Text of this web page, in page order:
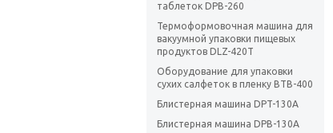
таблеток DPB-260
Термоформовочная машина для
вакуумной упаковки пищевых
продуктов DLZ-420T
Оборудование для упаковки
сухих салфеток в пленку BTB-400
Блистерная машина DPT-130А
Блистерная машина DPB-130А